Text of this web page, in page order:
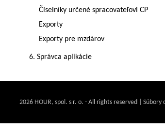
Číselníky určené spracovateľovi CP
Exporty
Exporty pre mzdárov
6. Správca aplikácie
Spracovanie dochádzky
8. Prepojenie modulov Cestovné príkazy a
9. Prenos cestovných príkazov do miezd
2026 HOUR, spol. s r. o. - All rights reserved | Súbory